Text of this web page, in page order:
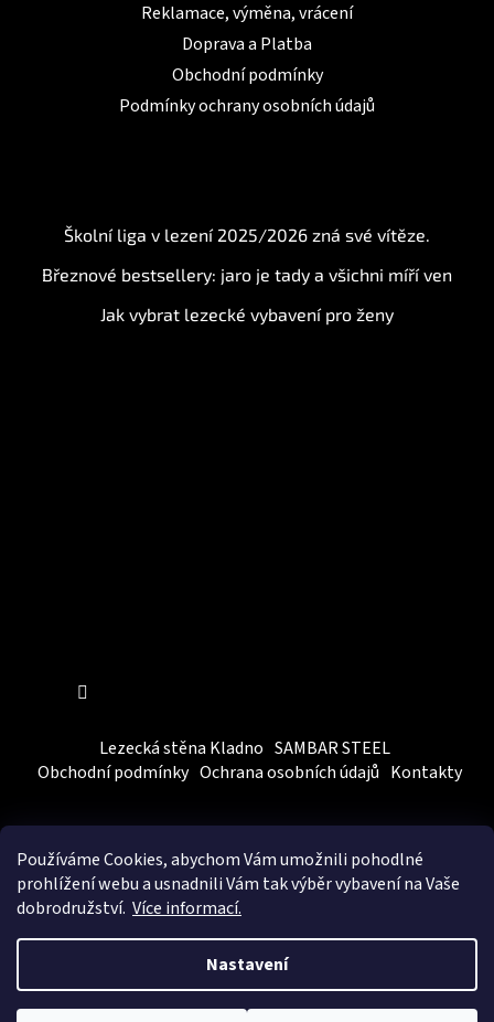
Používáme Cookies, abychom Vámumožnili pohodlné
prohlížení webu a usnadnili Vám tak výběr vybavení na Vaše
dobrodružství. Více informací.
Nastavení
Reklamace, výměna, vrácení
Doprava a Platba
Obchodní podmínky
Podmínky ochrany osobních údajů
Školní liga v lezení 2025/2026 zná své vítěze.
Březnové bestsellery: jaro je tady a všichni míří ven
Jak vybrat lezecké vybavení pro ženy
Lezecká stěna Kladno SAMBAR STEEL
Obchodní podmínky Ochrana osobních údajů Kontakty
Vytvořil Shoptet
&BEOM.cz
Copyright 2026SAMBARSPORT. Všechna práva vyhrazena.